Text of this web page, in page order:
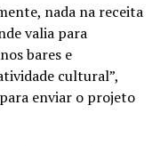
nada na receita
valia para
bares e
cultural”,
enviar o projeto